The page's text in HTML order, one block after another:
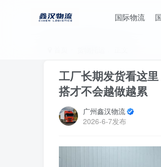
国际物流
工厂长期发货看这
搭才不会越做越累
广州鑫汉物流
2026-6-7发布